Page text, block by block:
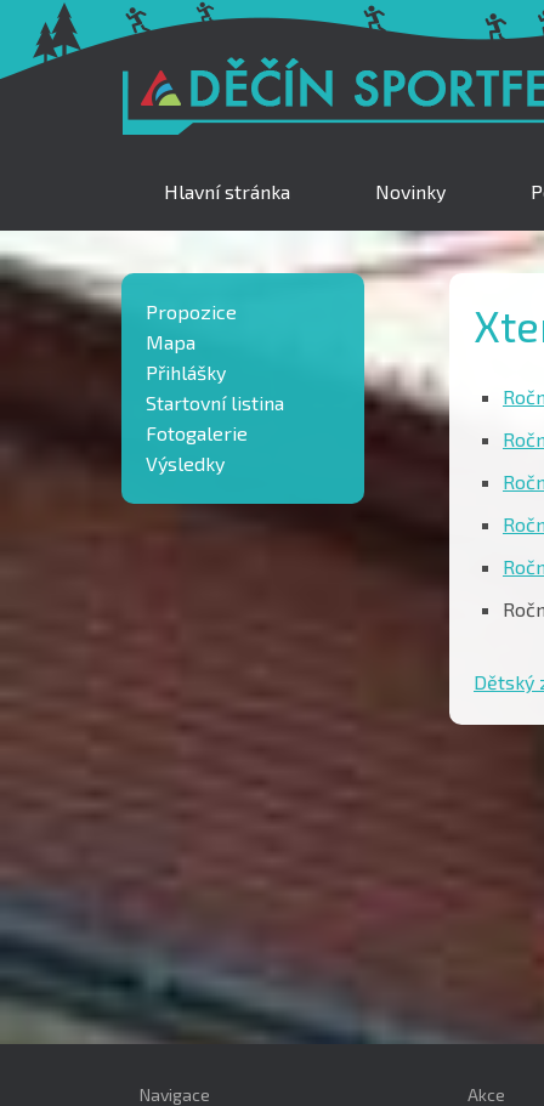
Hlavní stránka Novinky
Dětský
Propozice
Mapa
Přihlášky
Startovní listina
Fotogalerie
Výsledky
Navigace Akce